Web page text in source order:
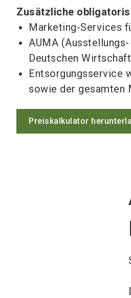
Zusätzliche
Marketing-Services
AUMA
Deutschen
Entsorgungsservice
sowie der gesamten
Preiskalkulator